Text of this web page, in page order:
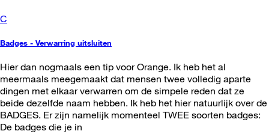
C
Badges - Verwarring uitsluiten
Hier dan nogmaals een tip voor Orange. Ik heb het al
meermaals meegemaakt dat mensen twee volledig aparte
dingen met elkaar verwarren om de simpele reden dat ze
beide dezelfde naam hebben. Ik heb het hier natuurlijk over de
BADGES. Er zijn namelijk momenteel TWEE soorten badges:
De badges die je in